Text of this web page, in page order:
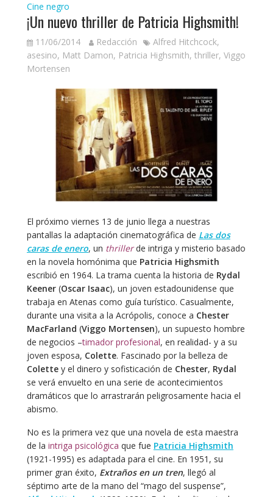
Cine negro
¡Un nuevo thriller de Patricia Highsmith!
11/06/2014 Redacción Alfred Hitchcock,
asesino, Matt Damon, Patricia Highsmith, thriller, Viggo
Mortensen
El próximo viernes 13 de junio llega a nuestras
pantallas la adaptación cinematográfica de Las dos
caras de enero, un thriller de intriga y misterio basado
en la novela homónima que Patricia Highsmith
escribió en 1964. La trama cuenta la historia de Rydal
Keener(Oscar Isaac), un joven estadounidense que
trabaja en Atenas como guía turístico. Casualmente,
durante una visita a la Acrópolis, conoce a Chester
MacFarland (Viggo Mortensen), un supuesto hombre
de negocios –timador profesional, en realidad- y a su
joven esposa, Colette. Fascinado por la belleza de
Colettey el dinero y sofisticación de Chester, Rydal
se verá envuelto en una serie de acontecimientos
dramáticos que lo arrastrarán peligrosamente hacia el
abismo.
No es la primera vez que una novela de esta maestra
de la intriga psicológica que fue Patricia Highsmith
(1921-1995) es adaptada para el cine. En 1951, su
primer gran éxito, Extraños en un tren, llegó al
séptimo arte de la mano del “mago del suspense”,